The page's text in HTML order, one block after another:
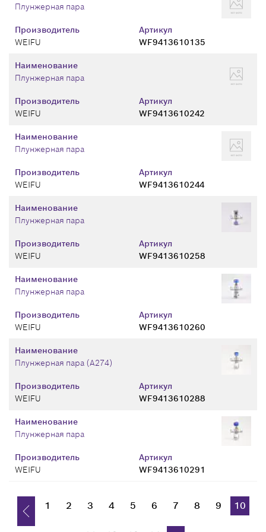
Производитель
WEIFU
Артикул
WF9413610135
Плунжерная пара
Производитель
WEIFU
Артикул
WF9413610242
Наименование
Плунжерная пара
Производитель
WEIFU
Артикул
WF9413610244
Наименование
Плунжерная пара
Производитель
WEIFU
Артикул
WF9413610258
Наименование
Плунжерная пара
Производитель
WEIFU
Артикул
WF9413610260
Наименование
Плунжерная пара
Производитель
WEIFU
Артикул
WF9413610288
Наименование
Плунжерная пара (A274)
Производитель
WEIFU
Артикул
WF9413610291
Наименование
Плунжерная пара
1 2 3 4 5 6 7 8 9 10